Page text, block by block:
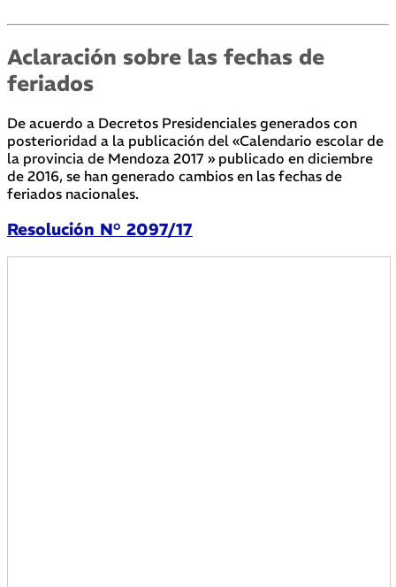
Aclaración sobre las fechas de
feriados
De acuerdo a Decretos Presidenciales generados con
posterioridad a la publicación del «Calendario escolar de
la provincia de Mendoza 2017 » publicado en diciembre
de 2016, se han generado cambios en las fechas de
feriados nacionales.
Resolución N° 2097/17